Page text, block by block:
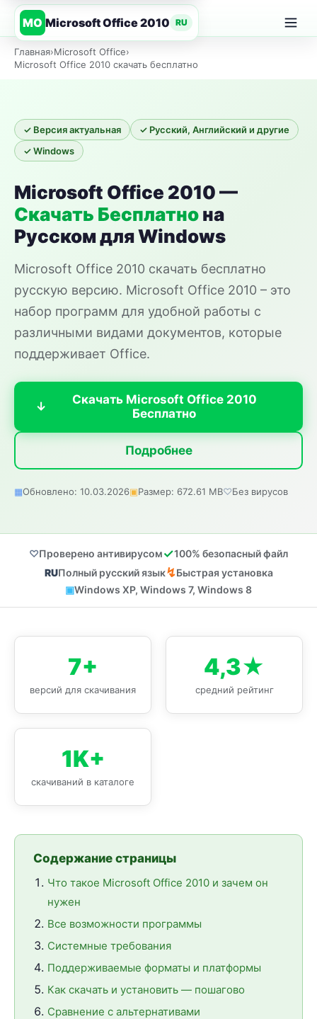
MO Microsoft Office 2010 RU
Главная
Главная›Microsoft Office›
Microsoft Office 2010 скачать бесплатно
✓ Версия актуальная
✓ Русский, Английский и другие
✓ Windows
Microsoft Office 2010 —
Скачать Бесплатнона
Русском для Windows
Microsoft Office 2010 скачать бесплатно
русскую версию. Microsoft Office 2010 – это
набор программ для удобной работы с
различными видами документов, которые
поддерживает Office.
Скачать Microsoft Office 2010
Бесплатно
Подробнее
Обновлено: 10.03.2026 Размер: 672.61 MB Без вирусов
Проверено антивирусом
100% безопасный файл
Полный русский язык
Быстрая установка
Windows XP, Windows 7, Windows 8
7+
версий для скачивания
4,3★
средний рейтинг
1K+
скачиваний в каталоге
Содержание страницы
Что такое Microsoft Office 2010 и зачем он
нужен
Все возможности программы
Системные требования
Поддерживаемые форматы и платформы
Как скачать и установить — пошагово
Сравнение с альтернативами